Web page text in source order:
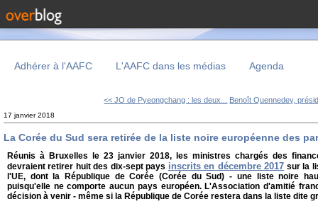
Adhérer à l'AAFC L'AAFC dans les médias Agenda
<< JO de Pyeongchang : les deux... Benoît Quennedey,
17 janvier 2018
La Corée du Sud sera retirée de la liste noire européenne des
Réunis à Bruxelles le 23 janvier 2018, les ministres chargés des
devraient retirer huit des dix-sept pays inscrits en décembre 2017 sur la
l'UE, dont la République de Corée (Corée du Sud) - une liste noire
puisqu'elle ne comporte aucun pays européen. L'Association d'amitié
décision à venir - même si la République de Corée restera dans la liste dite